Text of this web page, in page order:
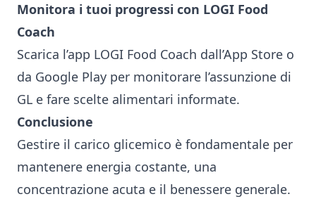
Monitora i tuoi progressi con LOGI Food
Coach
Scarica l’app LOGI Food Coach dall’App Store o
da Google Play per monitorare l’assunzione di
GL e fare scelte alimentari informate.
Conclusione
Gestire il carico glicemico è fondamentale per
mantenere energia costante, una
concentrazione acuta e il benessere generale.